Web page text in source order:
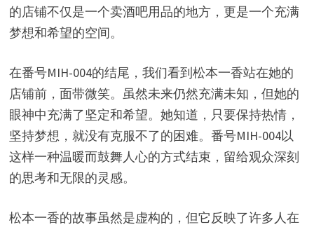
的店铺不仅是一个卖酒吧用品的地方，更是一个充满
梦想和希望的空间。
在番号MIH-004的结尾，我们看到松本一香站在她的
店铺前，面带微笑。虽然未来仍然充满未知，但她的
眼神中充满了坚定和希望。她知道，只要保持热情，
坚持梦想，就没有克服不了的困难。番号MIH-004以
这样一种温暖而鼓舞人心的方式结束，留给观众深刻
的思考和无限的灵感。
松本一香的故事虽然是虚构的，但它反映了许多人在